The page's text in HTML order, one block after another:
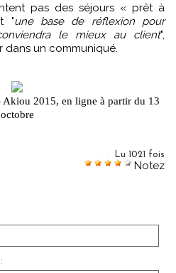
pas des séjours « prêt à
"une base de réflexion pour
le mieux au client",
un communiqué.
2015, en ligne à partir du 13
octobre
Lu 1021 fois
Notez